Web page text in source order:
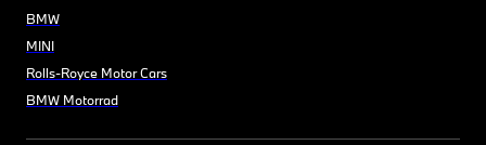
BMW
MINI
Rolls-Royce Motor Cars
BMW Motorrad